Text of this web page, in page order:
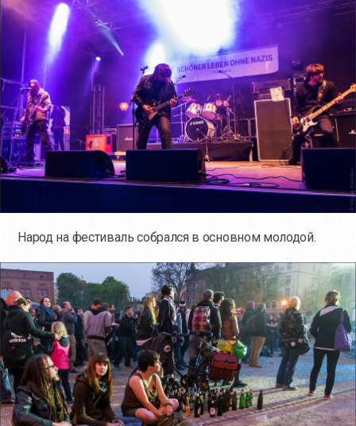
Народ на фестиваль собрался в основном молодой.